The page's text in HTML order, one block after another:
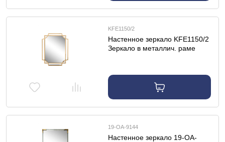
KFE1150/2
Настенное зеркало KFE1150/2
Зеркало в металлич. раме
19-OA-9144
Настенное зеркало 19-OA-